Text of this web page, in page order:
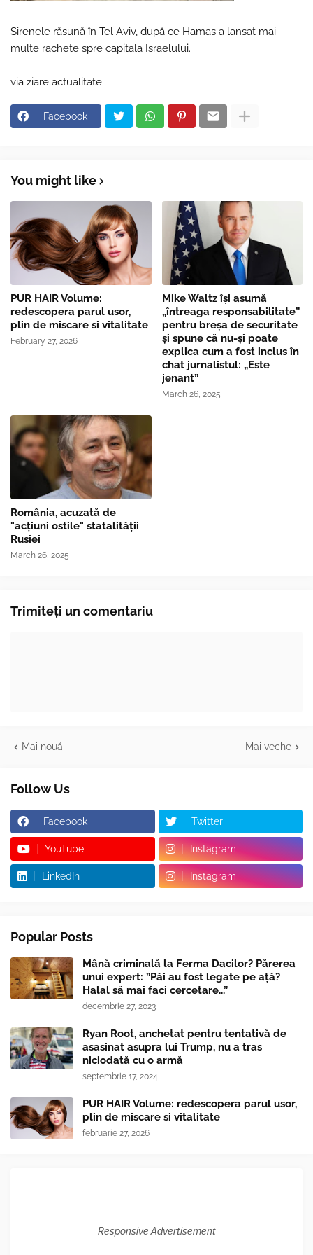
Sirenele răsună în Tel Aviv, după ce Hamas a lansat mai
multe rachete spre capitala Israelului.
via ziare actualitate
Facebook
You might like
PUR HAIR Volume:
redescopera parul usor,
plin de miscare si vitalitate
February 27, 2026
Mike Waltz îşi asumă
„întreaga responsabilitate”
pentru breşa de securitate
și spune că nu-și poate
explica cum a fost inclus în
chat jurnalistul: „Este
jenant”
March 26, 2025
România, acuzată de
"acțiuni ostile" statalității
Rusiei
March 26, 2025
Trimiteți un comentariu
Mai nouă Mai veche
Follow Us
Facebook Twitter
YouTube Instagram
LinkedIn Instagram
Popular Posts
Mână criminală la Ferma Dacilor? Părerea
unui expert: ”Păi au fost legate pe ață?
Halal să mai faci cercetare...”
decembrie 27, 2023
Ryan Root, anchetat pentru tentativă de
asasinat asupra lui Trump, nu a tras
niciodată cu o armă
septembrie 17, 2024
PUR HAIR Volume: redescopera parul usor,
plin de miscare si vitalitate
februarie 27, 2026
Responsive Advertisement